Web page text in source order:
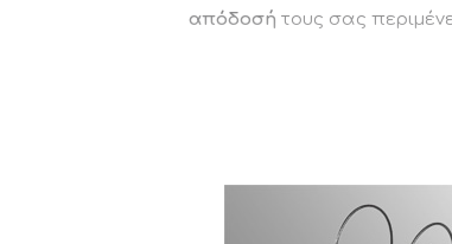
απόδοσή τους σας
. Επωφεληθείτε